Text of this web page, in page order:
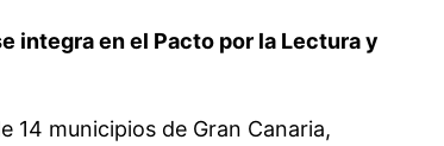
integra en el Pacto por la Lectura y
14 municipios de Gran Canaria,